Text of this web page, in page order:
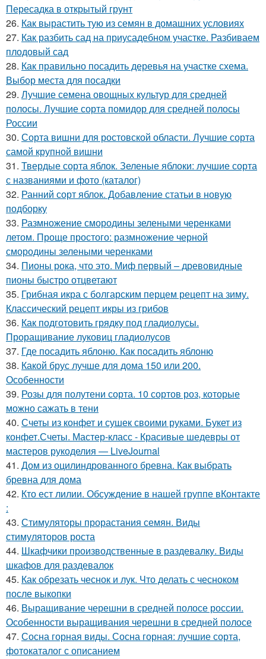
Пересадка в открытый грунт
26. Как вырастить тую из семян в домашних условиях
27. Как разбить сад на приусадебном участке. Разбиваем
плодовый сад
28. Как правильно посадить деревья на участке схема.
Выбор места для посадки
29. Лучшие семена овощных культур для средней
полосы. Лучшие сорта помидор для средней полосы
России
30. Сорта вишни для ростовской области. Лучшие сорта
самой крупной вишни
31. Твердые сорта яблок. Зеленые яблоки: лучшие сорта
с названиями и фото (каталог)
32. Ранний сорт яблок. Добавление статьи в новую
подборку
33. Размножение смородины зелеными черенками
летом. Проще простого: размножение черной
смородины зелеными черенками
34. Пионы рока, что это. Миф первый – древовидные
пионы быстро отцветают
35. Грибная икра с болгарским перцем рецепт на зиму.
Классический рецепт икры из грибов
36. Как подготовить грядку под гладиолусы.
Проращивание луковиц гладиолусов
37. Где посадить яблоню. Как посадить яблоню
38. Какой брус лучше для дома 150 или 200.
Особенности
39. Розы для полутени сорта. 10 сортов роз, которые
можно сажать в тени
40. Счеты из конфет и сушек своими руками. Букет из
конфет.Счеты. Мастер-класс - Красивые шедевры от
мастеров рукоделия — LiveJournal
41. Дом из оцилиндрованного бревна. Как выбрать
бревна для дома
42. Кто ест лилии. Обсуждение в нашей группе вКонтакте
:
43. Стимуляторы прорастания семян. Виды
стимуляторов роста
44. Шкафчики производственные в раздевалку. Виды
шкафов для раздевалок
45. Как обрезать чеснок и лук. Что делать с чесноком
после выкопки
46. Выращивание черешни в средней полосе россии.
Особенности выращивания черешни в средней полосе
47. Сосна горная виды. Сосна горная: лучшие сорта,
фотокаталог с описанием